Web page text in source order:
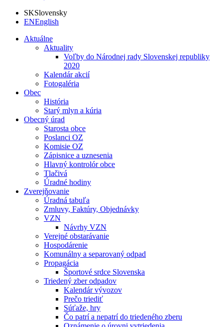
SKSlovensky
ENEnglish
Aktuálne
Aktuality
Voľby do Národnej rady Slovenskej republiky
2020
Kalendár akcií
Fotogaléria
Obec
História
Starý mlyn a kúria
Obecný úrad
Starosta obce
Poslanci OZ
Komisie OZ
Zápisnice a uznesenia
Hlavný kontrolór obce
Tlačivá
Úradné hodiny
Zverejňovanie
Úradná tabuľa
Zmluvy, Faktúry, Objednávky
VZN
Návrhy VZN
Verejné obstarávanie
Hospodárenie
Komunálny a separovaný odpad
Propagácia
Športové srdce Slovenska
Triedený zber odpadov
Kalendár vývozov
Prečo triediť
Súťaže, hry
Čo patrí a nepatrí do triedeného zberu